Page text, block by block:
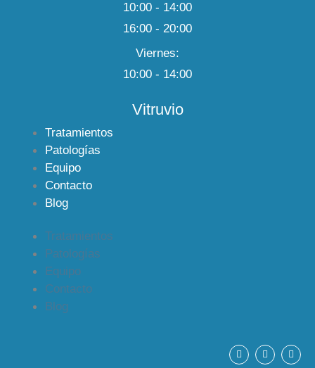
10:00 - 14:00
16:00 - 20:00
Viernes:
10:00 - 14:00
Vitruvio
Tratamientos
Patologías
Equipo
Contacto
Blog
Tratamientos
Patologías
Equipo
Contacto
Blog
F
a
Y
o
I
n